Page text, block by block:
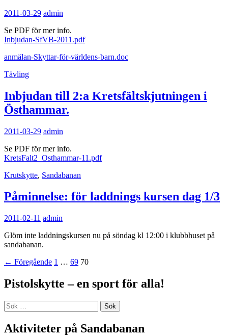
2011-03-29 admin
Se PDF för mer info.
Inbjudan-SfVB-2011.pdf
anmälan-Skyttar-för-världens-barn.doc
Tävling
Inbjudan till 2:a Kretsfältskjutningen i
Östhammar.
2011-03-29 admin
Se PDF för mer info.
KretsFalt2_Osthammar-11.pdf
Krutskytte, Sandabanan
Påminnelse: för laddnings kursen dag 1/3
2011-02-11 admin
Glöm inte laddningskursen nu på söndag kl 12:00 i klubbhuset på
sandabanan.
Inläggsnavigering
← Föregående 1 … 69 70
Pistolskytte – en sport för alla!
Sök
efter:
Aktiviteter på Sandabanan